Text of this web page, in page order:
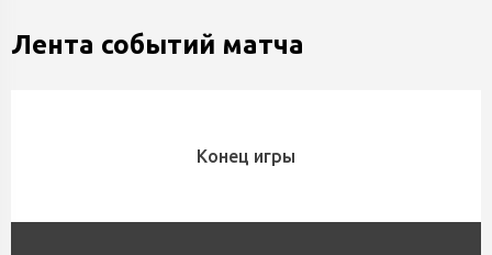
Лента событий матча
Конец игры